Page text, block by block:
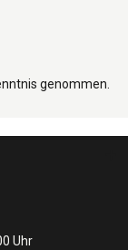
genommen.
Uhr